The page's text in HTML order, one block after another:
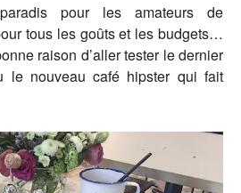
pour les amateurs de
tous les goûts et les budgets…
raison d’aller tester le dernier
le nouveau café hipster qui fait